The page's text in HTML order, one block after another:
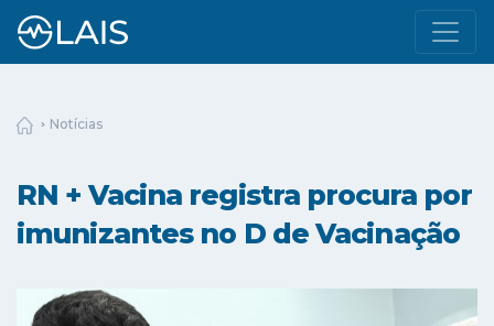
Notícias
RN + Vacina registra procura por
imunizantes no D de Vacinação